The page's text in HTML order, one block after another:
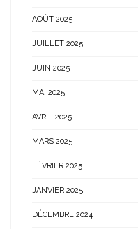
AOÛT 2025
JUILLET 2025
JUIN 2025
MAI 2025
AVRIL 2025
MARS 2025
FÉVRIER 2025
JANVIER 2025
DÉCEMBRE 2024